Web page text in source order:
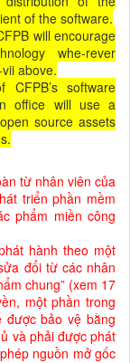
of the software.
will encourage
whe-rever
above.
software
office will use a
source assets
từ nhân viên của
triển phần mềm
phẩm miền công
hành theo một
đổi từ các nhân
chung” (xem 17
một phần trong
được bảo vệ bằng
và phải được phát
nguồn mở gốc